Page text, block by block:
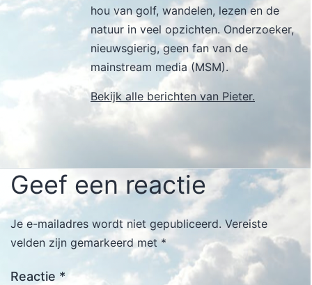
hou van golf, wandelen, lezen en de
natuur in veel opzichten. Onderzoeker,
nieuwsgierig, geen fan van de
mainstream media (MSM).
Bekijk alle berichten van Pieter.
Geef een reactie
Je e-mailadres wordt niet gepubliceerd. Vereiste
velden zijn gemarkeerd met*
Reactie *